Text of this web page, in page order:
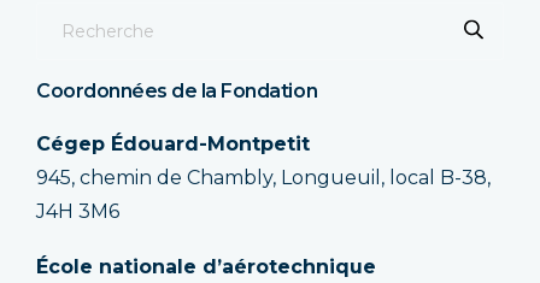
Coordonnées de la Fondation
Cégep Édouard-Montpetit
945, chemin de Chambly, Longueuil, local B-38,
J4H 3M6
École nationale d’aérotechnique